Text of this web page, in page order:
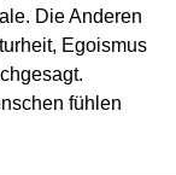
Die Anderen
Egoismus
fühlen